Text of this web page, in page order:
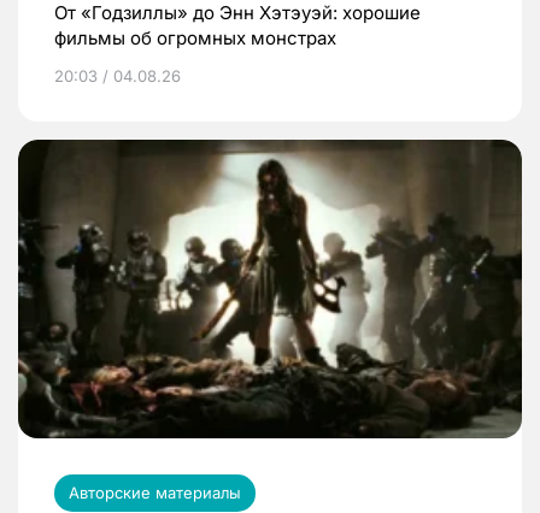
От «Годзиллы» до Энн Хэтэуэй: хорошие
фильмы об огромных монстрах
20:03 / 04.08.26
Авторские материалы